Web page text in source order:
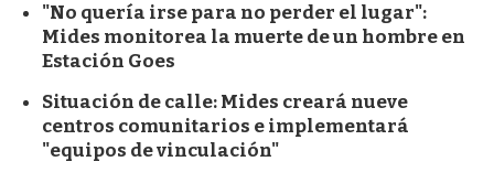
"No quería irse para no perder el lugar":
Mides monitorea la muerte de un hombre en
Estación Goes
Situación de calle: Mides creará nueve
centros comunitarios e implementará
"equipos de vinculación"